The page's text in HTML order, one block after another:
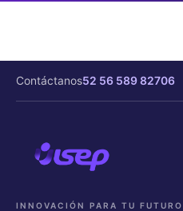
Contáctanos52 56 589 82706
INNOVACIÓN PARA TU FUTURO